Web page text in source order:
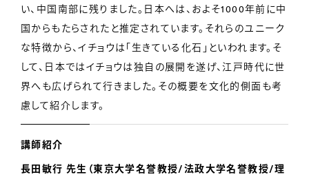
い、中国南部に残りました。日本へは、およそ1000年前に中
国からもたらされたと推定されています。それらのユニーク
な特徴から、イチョウは「生きている化石」といわれます。そ
して、日本ではイチョウは独自の展開を遂げ、江戸時代に世
界へも広げられて行きました。その概要を文化的側面も考
慮して紹介します。
講師紹介
長田敏行 先生（東京大学名誉教授/法政大学名誉教授/理